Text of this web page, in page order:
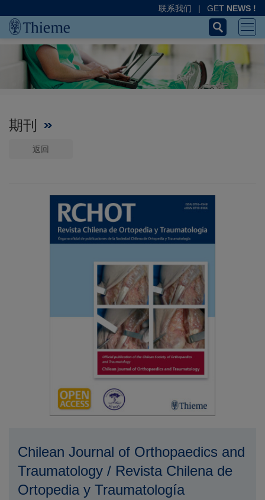
联系我们 | GET NEWS !
期刊
返回
Chilean Journal of Orthopaedics and
Traumatology / Revista Chilena de
Ortopedia y Traumatología